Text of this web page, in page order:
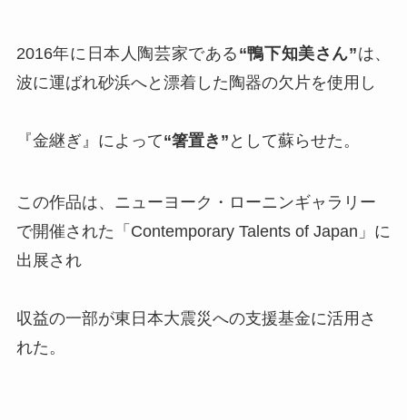
2016年に日本人陶芸家である “鴨下知美さん”は、
波に運ばれ砂浜へと漂着した陶器の欠片を使用し
『金継ぎ』によって“箸置き” として蘇らせた。
この作品は、ニューヨーク・ローニンギャラリー
で開催された「Contemporary Talents of Japan」に
出展され
収益の一部が東日本大震災への支援基金に活用さ
れた。